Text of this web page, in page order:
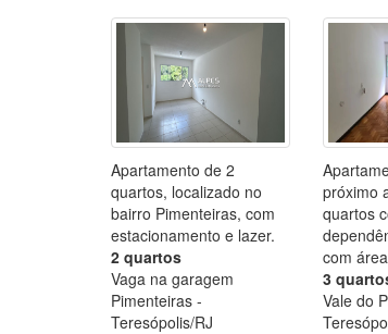
Apartamento de 2
quartos, localizado no
bairro Pimenteiras, com
estacionamento e lazer.
2 quartos
Vaga na garagem
Pimenteiras -
Teresópolis/RJ
próximo
quartos
com
3
Vale do